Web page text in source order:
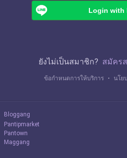
Login with
ยังไม่เป็นสมาชิก? สมัคร
ข้อกำหนดการให้บริการ ・ นโย
Bloggang
Pantipmarket
Pantown
Maggang